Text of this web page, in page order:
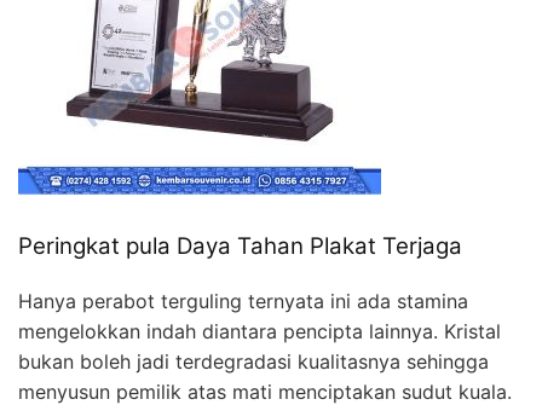
Peringkat pula Daya Tahan Plakat Terjaga
Hanya perabot terguling ternyata ini ada stamina
mengelokkan indah diantara pencipta lainnya. Kristal
bukan boleh jadi terdegradasi kualitasnya sehingga
menyusun pemilik atas mati menciptakan sudut kuala.